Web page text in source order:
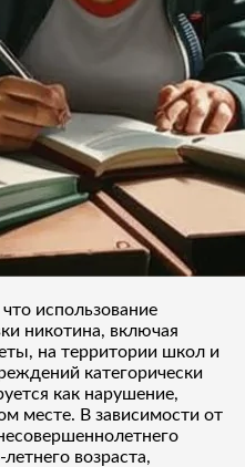
использование
никотина, включая
на территории школ и
категорически
как нарушение,
месте. В зависимости от
возраста,